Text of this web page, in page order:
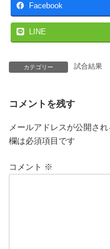
Facebook
LINE
カテゴリー 試合結果
コメントを残す
メールアドレスが公開さ
欄は必須項目です
コメント ※